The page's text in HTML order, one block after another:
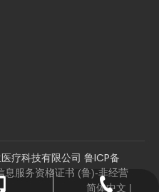
疗科技有限公司 鲁ICP备
息服务资格证书 (鲁)-非经营
简体中文 |